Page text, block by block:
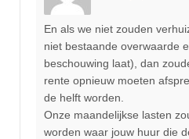
En als we niet zouden
niet bestaande overwaarde
beschouwing laat), dan
rente opnieuw moeten
de helft worden.
Onze maandelijkse lasten
worden waar jouw huur die